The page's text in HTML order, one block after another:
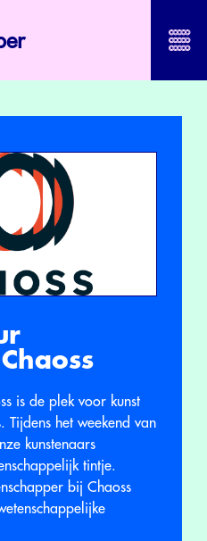
is de plek voor kunst
Tijdens het weekend van
kunstenaars
tintje.
bij Chaoss